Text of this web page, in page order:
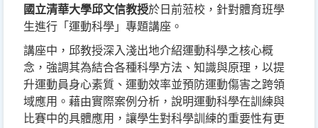
國立清華大學邱文信教授於日前蒞校，針對體育班學
生進行「運動科學」專題講座。
講座中，邱教授深入淺出地介紹運動科學之核心概
念，強調其為結合各種科學方法、知識與原理，以提
升運動員身心素質、運動效率並預防運動傷害之跨領
域應用。藉由實際案例分析，說明運動科學在訓練與
比賽中的具體應用，讓學生對科學訓練的重要性有更